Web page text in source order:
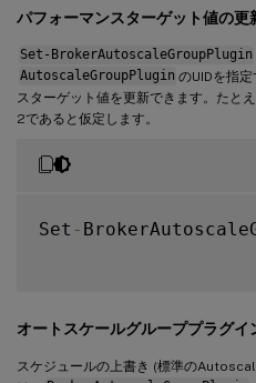
パフォーマンスターゲット値の更
Set-BrokerAutoscaleGroupPlugin
AutoscaleGroupPlugin のUIDを指
スターゲット値を更新できます。た
2であると仮定します。
Set -
オートスケールグループプラグイ
スケジュールの上書き (標準の